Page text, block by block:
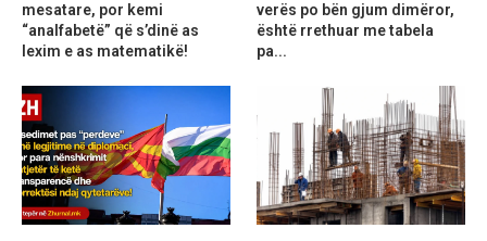
mesatare, por kemi
“analfabetë” që s’dinë as
lexim e as matematikë!
verës po bën gjum dimëror,
është rrethuar me tabela
pa...